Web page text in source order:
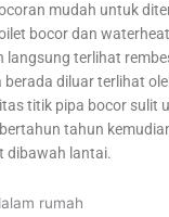
mudah untuk
bocor dan
langsung terlihat
diluar terlihat
titik pipa bocor sulit
tahun
dibawah lantai.
rumah